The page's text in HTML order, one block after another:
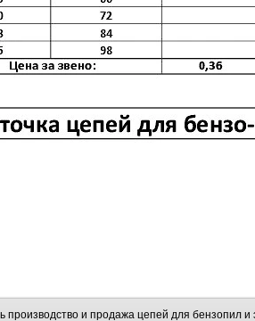
производство и продажа цепей для бензопил